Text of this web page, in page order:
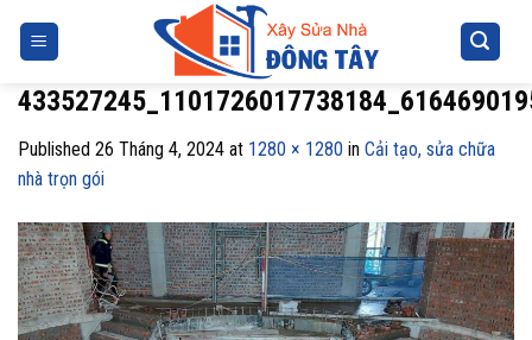
Published 26 Tháng 4, 2024 at 1280 × 1280 in Cải tạo, sửa chữa
nhà trọn gói